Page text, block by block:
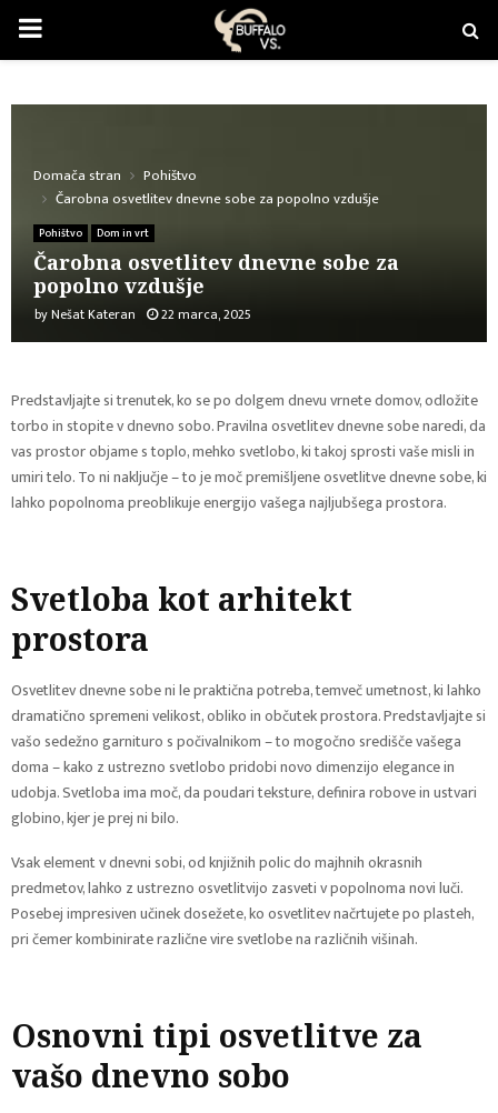
PRIMARY
Domača stran
Pohištvo
Čarobna osvetlitev dnevne sobe za popolno vzdušje
Pohištvo Dom in vrt
Čarobna osvetlitev dnevne sobe za
popolno vzdušje
byNešat Kateran 22 marca, 2025
Predstavljajte si trenutek, ko se po dolgem dnevu vrnete domov, odložite
torbo in stopite v dnevno sobo. Pravilna osvetlitev dnevne sobe naredi, da
vas prostor objame s toplo, mehko svetlobo, ki takoj sprosti vaše misli in
umiri telo. To ni naključje – to je moč premišljene osvetlitve dnevne sobe, ki
lahko popolnoma preoblikuje energijo vašega najljubšega prostora.
Svetloba kot arhitekt
prostora
Osvetlitev dnevne sobe ni le praktična potreba, temveč umetnost, ki lahko
dramatično spremeni velikost, obliko in občutek prostora. Predstavljajte si
vašo sedežno garnituro s počivalnikom – to mogočno središče vašega
doma – kako z ustrezno svetlobo pridobi novo dimenzijo elegance in
udobja. Svetloba ima moč, da poudari teksture, definira robove in ustvari
globino, kjer je prej ni bilo.
Vsak element v dnevni sobi, od knjižnih polic do majhnih okrasnih
predmetov, lahko z ustrezno osvetlitvijo zasveti v popolnoma novi luči.
Posebej impresiven učinek dosežete, ko osvetlitev načrtujete po plasteh,
pri čemer kombinirate različne vire svetlobe na različnih višinah.
Osnovni tipi osvetlitve za
vašo dnevno sobo